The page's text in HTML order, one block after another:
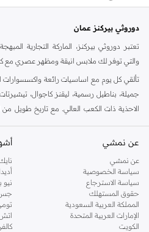
دوروثي بيركنز عمان
تعتبر دوروثي بيركنز، الماركة التجارية
والتي توفر لك ملابس انيقة ومظهر عصري مع
تألقي كل يوم مع اساسيات رائعة واكسسوارات
جميلة، بناطيل رسمية، ليقنز كاجوال،
الاحذية ذات الكعب العالي. مع تاريخ طويل
كنت تقومين بتجديد خزانة ملابسك الملائمة
اليه.
تسوقي دوروثي بيركنز اون لاين مسقط
تسوقي دوروثي بيركنز اون لاين من نمشي
دوروثي بيركنز الشهيرة. تصفحي المجموعة
عن نمشي
عن نمشي
سياسة الخصوصية
سياسة الاسترجاع
حقوق المستهلك
المملكة العربية السعودية
الإمارات العربية المتحدة
الكويت
نيو
اتش